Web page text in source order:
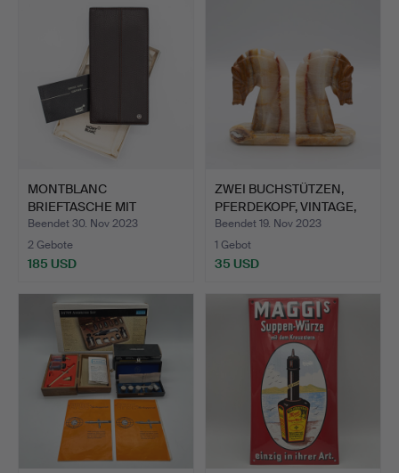
MONTBLANC
BRIEFTASCHE MIT
STAUBTUCH UND GA…
Beendet 30. Nov 2023
2 Gebote
185 USD
ZWEI BUCHSTÜTZEN,
PFERDEKOPF, VINTAGE,
ONY…
Beendet 19. Nov 2023
1 Gebot
35 USD